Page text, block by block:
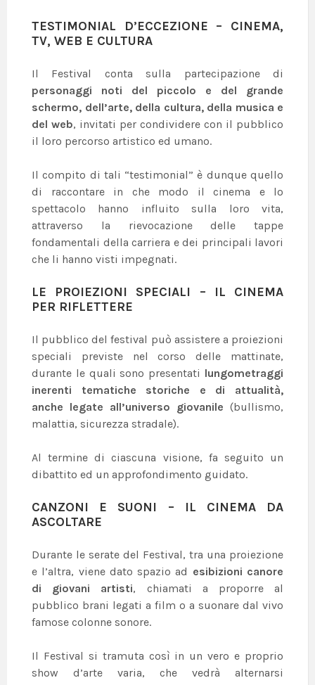
TESTIMONIAL D’ECCEZIONE – CINEMA,
TV, WEB E CULTURA
Il Festival conta sulla partecipazione di
personaggi noti del piccolo e del grande
schermo, dell’arte, della cultura, della musica e
del web, invitati per condividere con il pubblico
il loro percorso artistico ed umano.
Il compito di tali “testimonial” è dunque quello
di raccontare in che modo il cinema e lo
spettacolo hanno influito sulla loro vita,
attraverso la rievocazione delle tappe
fondamentali della carriera e dei principali lavori
che li hanno visti impegnati.
LE PROIEZIONI SPECIALI – IL CINEMA
PER RIFLETTERE
Il pubblico del festival può assistere a proiezioni
speciali previste nel corso delle mattinate,
durante le quali sono presentati lungometraggi
inerenti tematiche storiche e di attualità,
anche legate all’universo giovanile (bullismo,
malattia, sicurezza stradale).
Al termine di ciascuna visione, fa seguito un
dibattito ed un approfondimento guidato.
CANZONI E SUONI – IL CINEMA DA
ASCOLTARE
Durante le serate del Festival, tra una proiezione
e l’altra, viene dato spazio ad esibizioni canore
di giovani artisti, chiamati a proporre al
pubblico brani legati a film o a suonare dal vivo
famose colonne sonore.
Il Festival si tramuta così in un vero e proprio
show d’arte varia, che vedrà alternarsi